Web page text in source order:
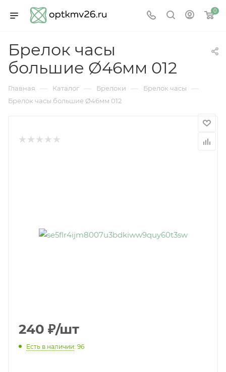
0
Брелок часы
большие Ø46мм 012
Главная — Каталог — Брелоки — Брелок часы —
Брелок часы большие Ø46мм 012
240 ₽/шт
Есть в наличии: 96